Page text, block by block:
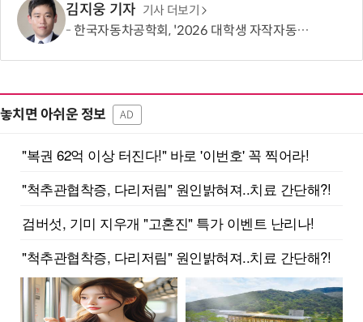
김지웅 기자 기사 더보기
한국자동차공학회, '2026 대학생 자작자동차대회 포뮬러 부문' 개최
놓치면 아쉬운 정보 AD